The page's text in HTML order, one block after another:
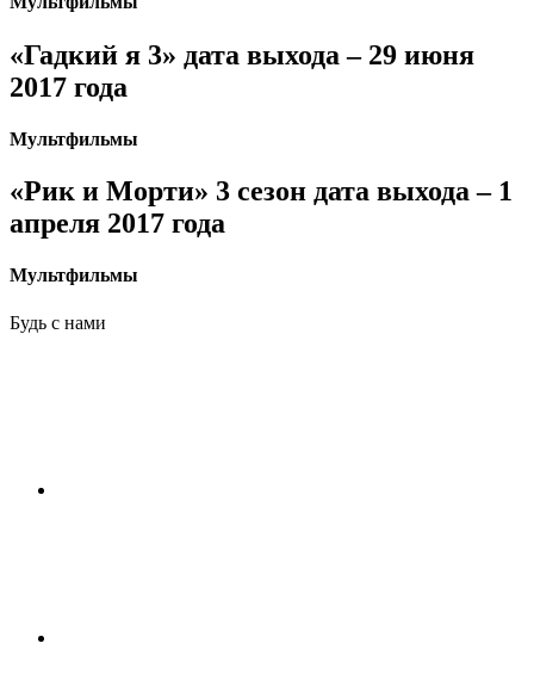
«Гадкий я 3» дата выхода – 29 июня
2017 года
Мультфильмы
«Рик и Морти» 3 сезон дата выхода – 1
апреля 2017 года
Мультфильмы
Будь с нами